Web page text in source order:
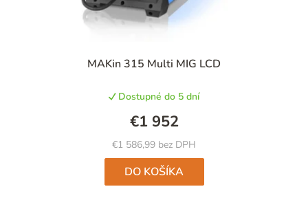
MAKin 315 Multi MIG LCD
Dostupné do 5 dní
€1 586,99 bez DPH
€1 952
DO KOŠÍKA